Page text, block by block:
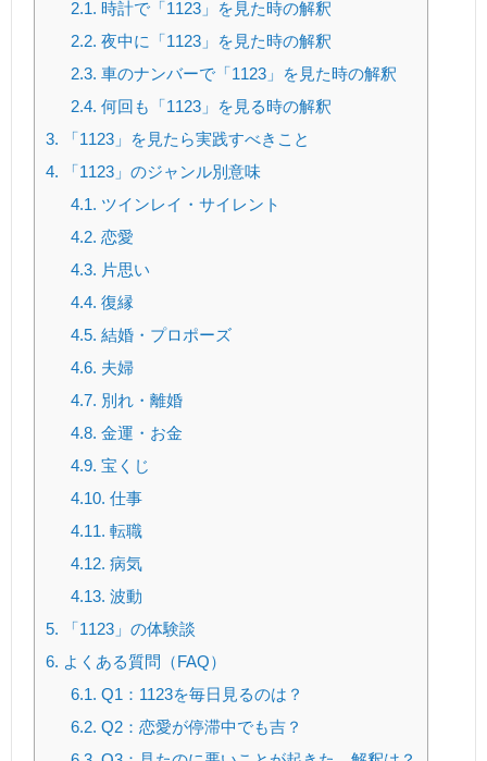
2.1. 時計で「1123」を見た時の解釈
2.2. 夜中に「1123」を見た時の解釈
2.3. 車のナンバーで「1123」を見た時の解釈
2.4. 何回も「1123」を見る時の解釈
3. 「1123」を見たら実践すべきこと
4. 「1123」のジャンル別意味
4.1. ツインレイ・サイレント
4.2. 恋愛
4.3. 片思い
4.4. 復縁
4.5. 結婚・プロポーズ
4.6. 夫婦
4.7. 別れ・離婚
4.8. 金運・お金
4.9. 宝くじ
4.10. 仕事
4.11. 転職
4.12. 病気
4.13. 波動
5. 「1123」の体験談
6. よくある質問（FAQ）
6.1. Q1：1123を毎日見るのは？
6.2. Q2：恋愛が停滞中でも吉？